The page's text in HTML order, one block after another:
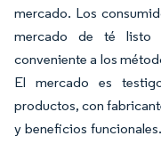
mercado. Los
mercado de té listo
conveniente a los
El mercado es
productos, con
y beneficios